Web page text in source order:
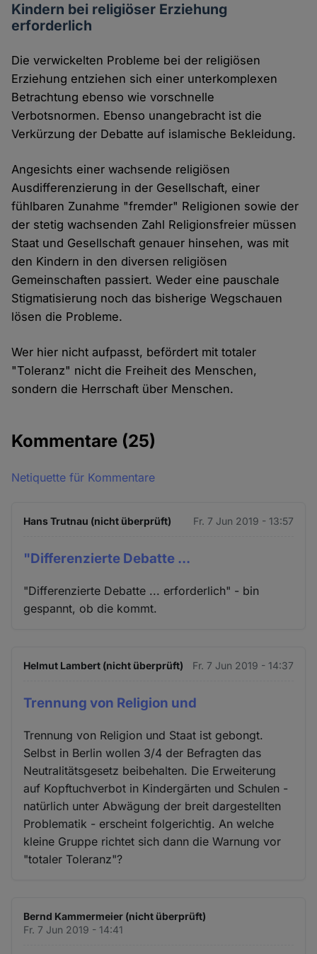
Kindern bei religiöser Erziehung
erforderlich
Die verwickelten Probleme bei der religiösen
Erziehung entziehen sich einer unterkomplexen
Betrachtung ebenso wie vorschnelle
Verbotsnormen. Ebenso unangebracht ist die
Verkürzung der Debatte auf islamische Bekleidung.
Angesichts einer wachsende religiösen
Ausdifferenzierung in der Gesellschaft, einer
fühlbaren Zunahme "fremder" Religionen sowie der
der stetig wachsenden Zahl Religionsfreier müssen
Staat und Gesellschaft genauer hinsehen, was mit
den Kindern in den diversen religiösen
Gemeinschaften passiert. Weder eine pauschale
Stigmatisierung noch das bisherige Wegschauen
lösen die Probleme.
Wer hier nicht aufpasst, befördert mit totaler
"Toleranz" nicht die Freiheit des Menschen,
sondern die Herrschaft über Menschen.
Kommentare (25)
Netiquette für Kommentare
Hans Trutnau (nicht überprüft) Fr. 7 Jun 2019 - 13:57
"Differenzierte Debatte ...
"Differenzierte Debatte ... erforderlich" - bin
gespannt, ob die kommt.
Helmut Lambert (nicht überprüft) Fr. 7 Jun 2019 - 14:37
Trennung von Religion und
Trennung von Religion und Staat ist gebongt.
Selbst in Berlin wollen 3/4 der Befragten das
Neutralitätsgesetz beibehalten. Die Erweiterung
auf Kopftuchverbot in Kindergärten und Schulen -
natürlich unter Abwägung der breit dargestellten
Problematik - erscheint folgerichtig. An welche
kleine Gruppe richtet sich dann die Warnung vor
"totaler Toleranz"?
Bernd Kammermeier (nicht überprüft)
Fr. 7 Jun 2019 - 14:41